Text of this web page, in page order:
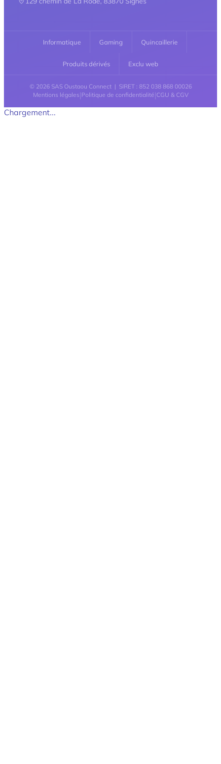
Informatique Gaming Quincaillerie
Produits dérivés Exclu web
© 2026 SAS Oustaou Connect | SIRET : 852 038 868 00026
Mentions légales |Politique de confidentialité |CGU & CGV
Chargement...